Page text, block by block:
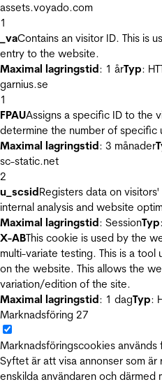
assets.voyado.com
1
_vaContains an visitor ID. This is
entry to the website.
Maximal lagringstid: 1 årTyp:
garnius.se
1
FPAUAssigns a specific ID to the
determine the number of specific
Maximal lagringstid: 3 månader
sc-static.net
2
u_scsidRegisters data on
internal analysis and website
Maximal lagringstid: SessionTyp
X-ABThis cookie is used by the
multi-variate testing. This is a
on the website. This allows the
variation/edition of the site.
Maximal lagringstid: 1 dagTyp:
Marknadsföring 27
Marknadsföringscookies
Syftet är att visa annonser som
enskilda användaren och